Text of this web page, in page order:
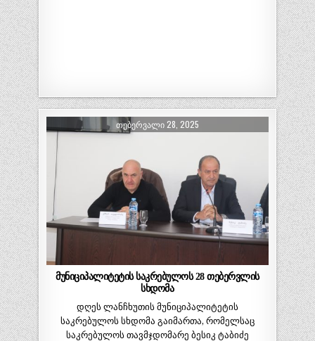
ᲗᲔᲑᲔᲠᲕᲐᲚᲘ 28, 2025
მუნიციპალიტეტის საკრებულოს 28 თებერვლის
სხდომა
დღეს ლანჩხუთის მუნიციპალიტეტის
საკრებულოს სხდომა გაიმართა, რომელსაც
საკრებულოს თავმჯდომარე ბესიკ ტაბიძე